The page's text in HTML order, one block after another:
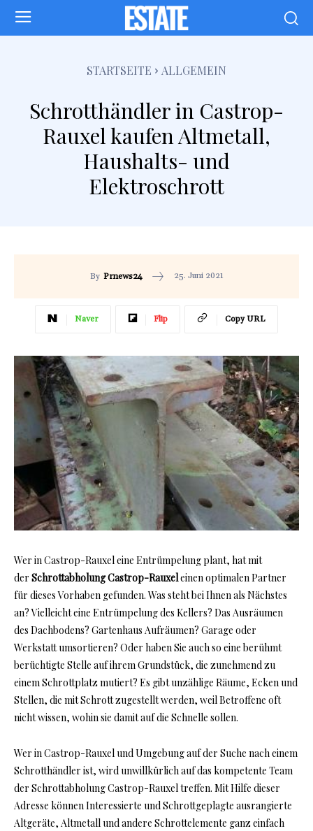
STARTSEITE ALLGEMEIN
Schrotthändler in Castrop-
Rauxel kaufen Altmetall,
Haushalts- und
Elektroschrott
By Prnews24 25. Juni 2021
Naver Flip Copy URL
Wer in Castrop-Rauxel eine Entrümpelung plant, hat mit
der Schrottabholung Castrop-Rauxeleinen optimalen Partner
für dieses Vorhaben gefunden. Was steht bei Ihnen als Nächstes
an? Vielleicht eine Entrümpelung des Kellers? Das Ausräumen
des Dachbodens? Gartenhaus Aufräumen? Garage oder
Werkstatt umsortieren? Oder haben Sie auch so eine berühmt
berüchtigte Stelle auf ihrem Grundstück, die zunehmend zu
einem Schrottplatz mutiert? Es gibt unzählige Räume, Ecken und
Stellen, die mit Schrott zugestellt werden, weil Betroffene oft
nicht wissen, wohin sie damit auf die Schnelle sollen.
Wer in Castrop-Rauxel und Umgebung auf der Suche nach einem
Schrotthändler ist, wird unwillkürlich auf das kompetente Team
der Schrottabholung Castrop-Rauxel treffen. Mit Hilfe dieser
Adresse können Interessierte und Schrottgeplagte ausrangierte
Altgeräte, Altmetall und andere Schrottelemente ganz einfach